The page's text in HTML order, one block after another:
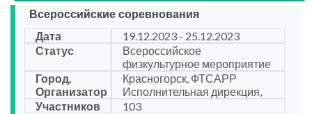
Всероссийские соревнования
Дата
19.12.2023 - 25.12.2023
Статус
Всероссийское
физкультурное мероприятие
Город,
Организатор
Красногорск, ФТСАРР
Исполнительная дирекция,
Участников
103